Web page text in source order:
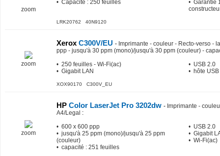
zoom
• Capacité : 250 feuilles
• Garantie
LRK20762 40N9120
zoom
Xerox C300V/EU - Imprimante - couleur - Recto-verso -
ppp - jusqu'à 30 ppm (mono)/jusqu'à 30 ppm (couleur) -
• 250 feuilles - Wi-Fi(ac)
• Gigabit LAN
• USB 2.0
• hôte
XOX90170 C300V_EU
zoom
HP Color LaserJet Pro 3202dw - Imprimante -
A4/Legal :
• 600 x 600 ppp
• jusqu'à 25 ppm (mono)/jusqu'à 25 ppm
(couleur)
• capacité : 251 feuilles
• USB 2.0
• Gigabit
• Wi-Fi(ac)